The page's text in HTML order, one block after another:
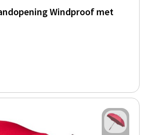
Windproof met